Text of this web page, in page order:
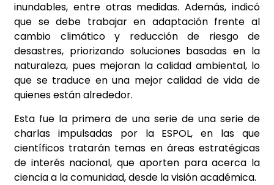
inundables, entre otras medidas. Además, indicó
que se debe trabajar en adaptación frente al
cambio climático y reducción de riesgo de
desastres, priorizando soluciones basadas en la
naturaleza, pues mejoran la calidad ambiental, lo
que se traduce en una mejor calidad de vida de
quienes están alrededor.
Esta fue la primera de una serie de una serie de
charlas impulsadas por la ESPOL, en las que
científicos tratarán temas en áreas estratégicas
de interés nacional, que aporten para acerca la
ciencia a la comunidad, desde la visión académica.